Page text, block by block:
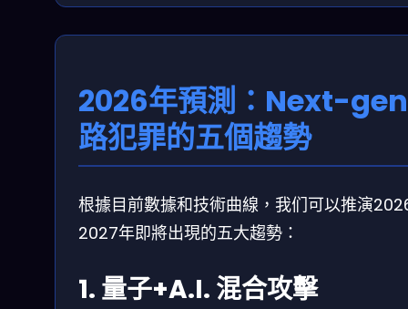
2026年預測：Next-
路犯罪的五個趨勢
根據目前數據和技術曲線，我们可以推演
2027年即將出現的五大趨勢：
1. 量子+A.I. 混合攻擊